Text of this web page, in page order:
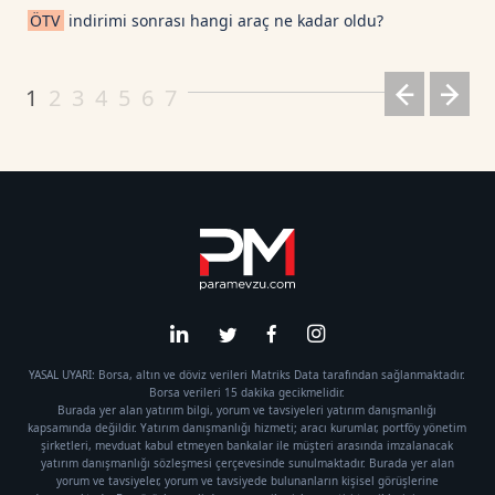
ÖTV indirimi sonrası hangi araç ne kadar oldu?
1 2 3 4 5 6 7
YASAL UYARI: Borsa, altın ve döviz verileri Matriks Data tarafından sağlanmaktadır.
Borsa verileri 15 dakika gecikmelidir.
Burada yer alan yatırım bilgi, yorum ve tavsiyeleri yatırım danışmanlığı
kapsamında değildir. Yatırım danışmanlığı hizmeti; aracı kurumlar, portföy yönetim
şirketleri, mevduat kabul etmeyen bankalar ile müşteri arasında imzalanacak
yatırım danışmanlığı sözleşmesi çerçevesinde sunulmaktadır. Burada yer alan
yorum ve tavsiyeler, yorum ve tavsiyede bulunanların kişisel görüşlerine